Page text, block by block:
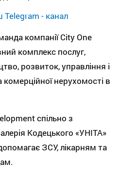
Telegram - канал
компанії City One
комплекс послуг,
розвиток, управління і
комерційної нерухомості в
спільно з
Кодецького «УНІТА»
ЗСУ, лікарням та